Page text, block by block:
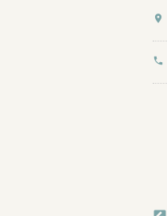
place
phone